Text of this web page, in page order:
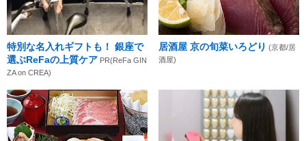
特別な名入れギフトも！ 銀座で
選ぶReFaの上質ケア PR(ReFa GIN
ZA on CREA)
居酒屋 京の旬菜いろどり (京都/居
酒屋)